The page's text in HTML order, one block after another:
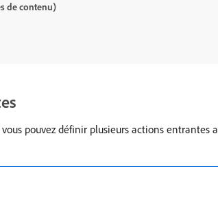
de contenu)
pouvez définir plusieurs actions